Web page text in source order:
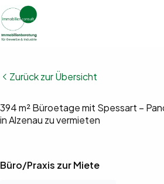
Zum
Inhalt
springen
Zurück zur Übersicht
394 m² Büroetage mit Spessart –
in Alzenau zu vermieten
Bilder anzeigen (19)
Büro/Praxis zur Miete